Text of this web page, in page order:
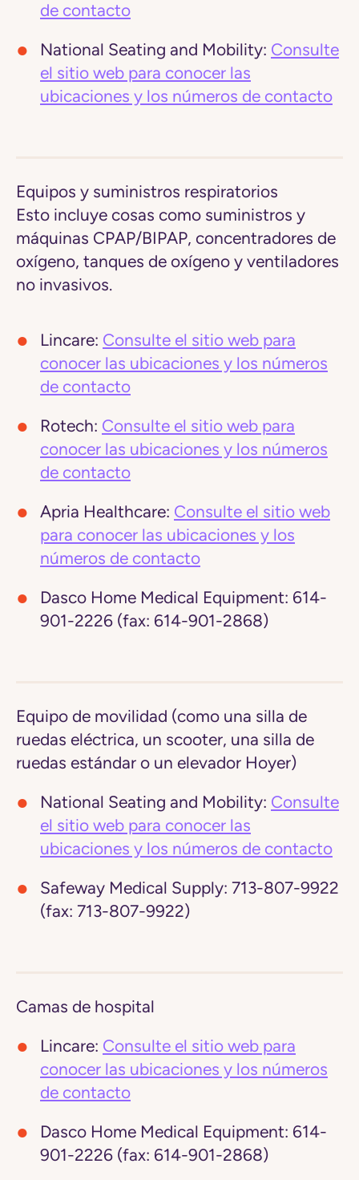
de contacto
National Seating and Mobility: Consulte
el sitio web para conocer las
ubicaciones y los números de contacto
Equipos y suministros respiratorios
Esto incluye cosas como suministros y
máquinas CPAP/BIPAP, concentradores de
oxígeno, tanques de oxígeno y ventiladores
no invasivos.
Lincare: Consulte el sitio web para
conocer las ubicaciones y los números
de contacto
Rotech: Consulte el sitio web para
conocer las ubicaciones y los números
de contacto
Apria Healthcare: Consulte el sitio web
para conocer las ubicaciones y los
números de contacto
Dasco Home Medical Equipment: 614-
901-2226 (fax: 614-901-2868)
Equipo de movilidad (como una silla de
ruedas eléctrica, un scooter, una silla de
ruedas estándar o un elevador Hoyer)
National Seating and Mobility: Consulte
el sitio web para conocer las
ubicaciones y los números de contacto
Safeway Medical Supply: 713-807-9922
(fax: 713-807-9922)
Camas de hospital
Lincare: Consulte el sitio web para
conocer las ubicaciones y los números
de contacto
Dasco Home Medical Equipment: 614-
901-2226 (fax: 614-901-2868)